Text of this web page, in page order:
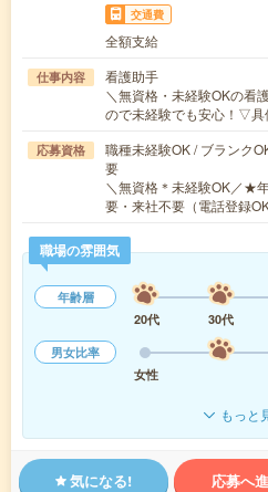
交通費
全額支給
仕事内容
看護助手
＼無資格・未経験OKの看
ので未経験でも安心！▽
応募資格
職種未経験OK / ブランク
要
＼無資格＊未経験OK／★
要・来社不要（電話登録
職場の雰囲気
年齢層
20代
30代
男女比率
女性
もっと
気になる! 応募へ